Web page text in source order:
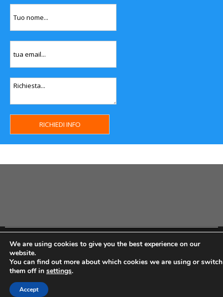
Copyright MHWeb © 2018 - Privacy & GDPR - Cookie Policy -
We are using cookies to give you the best experience on our
website.
You can find out more about which cookies we are using or switch
them off in settings.
Accept